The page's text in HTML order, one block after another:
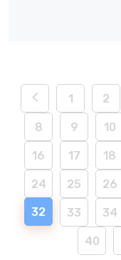
1 2
8 9 10
16 17 18
24 25 26
32 33 34
40